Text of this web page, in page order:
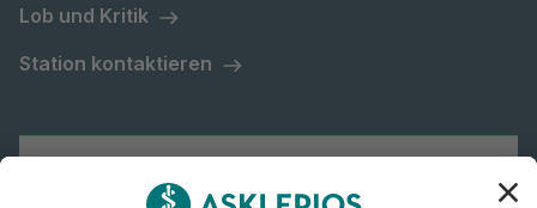
Lob und Kritik
Station kontaktieren
Asklepios Gruppe